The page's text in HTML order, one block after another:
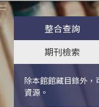
:::
整合查詢
期刊檢索
除本館館藏目錄外
資源。
關鍵字搜尋